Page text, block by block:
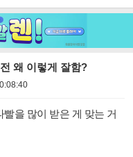
on/off
쓰
왜 이렇게 잘함?
을 많이 받은 게 맞는 거